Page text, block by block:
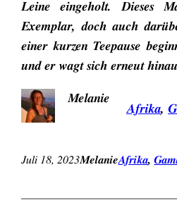
Leine eingeholt. Dieses
Exemplar, doch auch
einer kurzen Teepause
und er wagt sich erneut
Melanie
Afrika,
Juli 18, 2023MelanieAfrika,